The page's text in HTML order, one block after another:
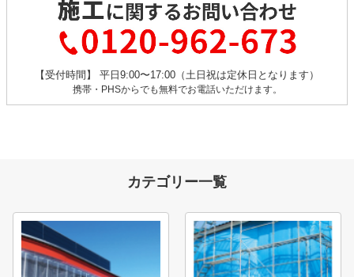
【受付時間】 平日9:00〜17:00（土日祝は定休日となります）
携帯・PHSからでも無料でお電話いただけます。
カテゴリー一覧